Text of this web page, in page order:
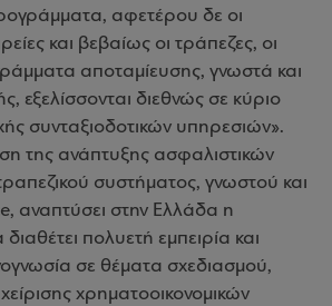
αφετέρου δε οι
και βεβαίως οι τράπεζες, οι
αποταμίευσης, γνωστά και
εξελίσσονται διεθνώς σε κύριο
συνταξιοδοτικών υπηρεσιών».
της ανάπτυξης ασφαλιστικών
συστήματος, γνωστού και
αναπτύσει στην Ελλάδα η
πολυετή εμπειρία και
σε θέματα σχεδιασμού,
χρηματοοικονομικών